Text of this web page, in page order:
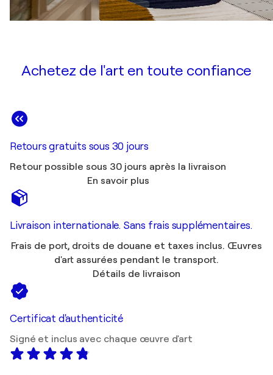
Achetez de l'art en toute confiance
Retours gratuits sous 30 jours
Retour possible sous 30 jours après la livraison
En savoir plus
Livraison internationale. Sans frais supplémentaires.
Frais de port, droits de douane et taxes inclus. Œuvres
d'art assurées pendant le transport.
Détails de livraison
Certificat d'authenticité
Signé et inclus avec chaque œuvre d'art